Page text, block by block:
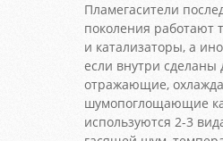
Пламегасители
поколения работают
и катализаторы, а
если внутри сделаны
отражающие,
шумопоглощающие
используются 2-3